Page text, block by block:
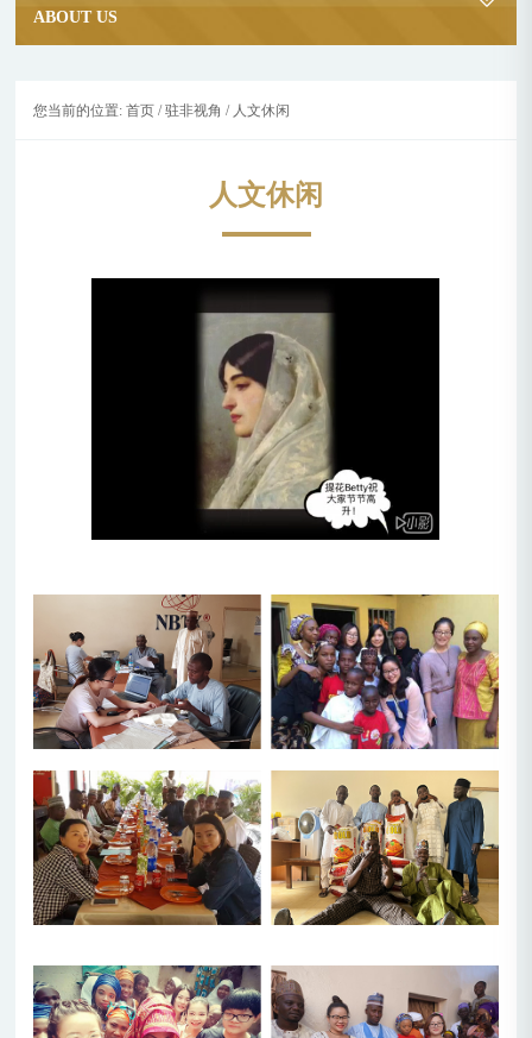
ABOUT US
您当前的位置:首页 /驻非视角 / 人文休闲
人文休闲